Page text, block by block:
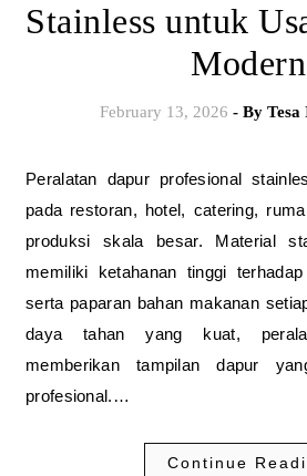
Stainless untuk
Modern
February 13, 2026 - By Tesa
Peralatan dapur profesional stainless banyak digunakan
pada restoran, hotel, catering,
produksi skala besar. Material
memiliki ketahanan tinggi
serta paparan bahan makanan
daya tahan yang kuat,
memberikan tampilan dapur
profesional.…
Continue